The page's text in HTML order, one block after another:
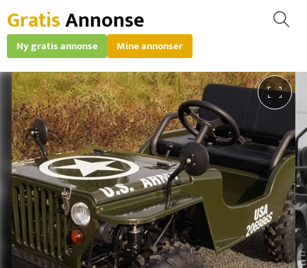
GratisAnnonse
Ny gratis annonse Mine annonser